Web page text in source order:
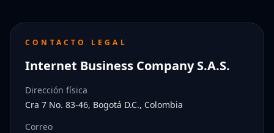
CONTACTO LEGAL
Internet Business Company S.A.S.
Dirección física
Cra 7 No. 83-46, Bogotá D.C., Colombia
Correo